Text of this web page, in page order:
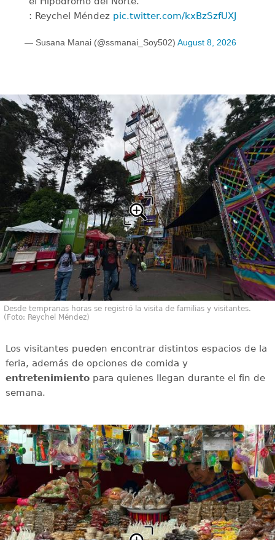
: Reychel Méndez pic.twitter.com/kxBzSzfUXJ
— Susana Manai (@ssmanai_Soy502) August 8, 2026
Desde tempranas horas se registró la visita de familias y visitantes.
(Foto: Reychel Méndez)
Los visitantes pueden encontrar distintos espacios de la
feria, además de opciones de comida y
entretenimientopara quienes llegan durante el fin de
semana.